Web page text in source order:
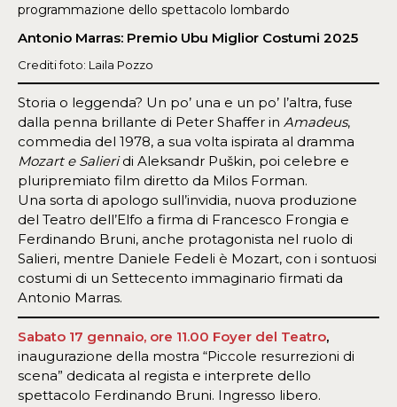
programmazione dello spettacolo lombardo
Antonio Marras: Premio Ubu Miglior Costumi 2025
Crediti foto: Laila Pozzo
Storia o leggenda? Un po’ una e un po’ l’altra, fuse
dalla penna brillante di Peter Shaffer in Amadeus,
commedia del 1978, a sua volta ispirata al dramma
Mozart e Salieridi Aleksandr Puškin, poi celebre e
pluripremiato film diretto da Milos Forman.
Una sorta di apologo sull’invidia, nuova produzione
del Teatro dell’Elfo a firma di Francesco Frongia e
Ferdinando Bruni, anche protagonista nel ruolo di
Salieri, mentre Daniele Fedeli è Mozart, con i sontuosi
costumi di un Settecento immaginario firmati da
Antonio Marras.
Sabato 17 gennaio, ore 11.00 Foyer del Teatro,
inaugurazione della mostra “Piccole resurrezioni di
scena” dedicata al regista e interprete dello
spettacolo Ferdinando Bruni. Ingresso libero.